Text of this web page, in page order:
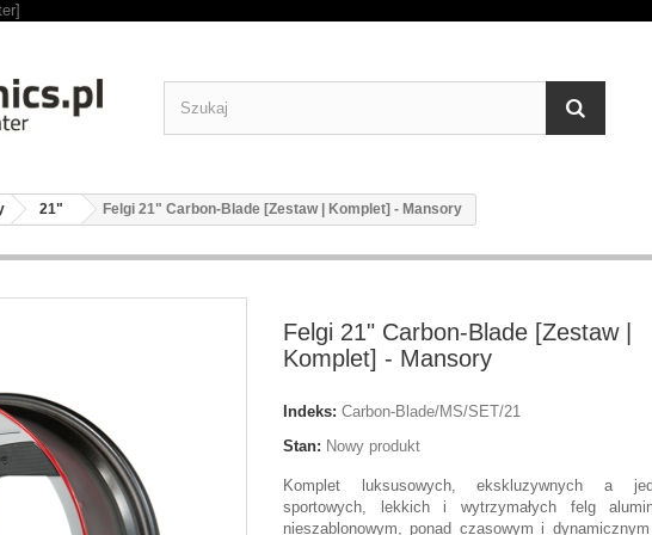
21" Felgi 21" Carbon-Blade [Zestaw | Komplet] - Mansory
Felgi 21" Carbon-Blade [Zestaw |
Komplet] - Mansory
Indeks: Carbon-Blade/MS/SET/21
Stan: Nowy produkt
Komplet luksusowych, ekskluzywnych a
sportowych, lekkich i wytrzymałych felg
nieszablonowym, ponad czasowym i